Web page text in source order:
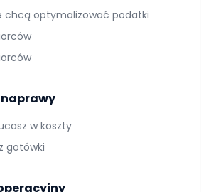
chcą optymalizować podatki
naprawy
w koszty
gotówki